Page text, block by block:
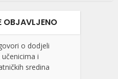
OBJAVLJENO
o dodjeli
i
sredina